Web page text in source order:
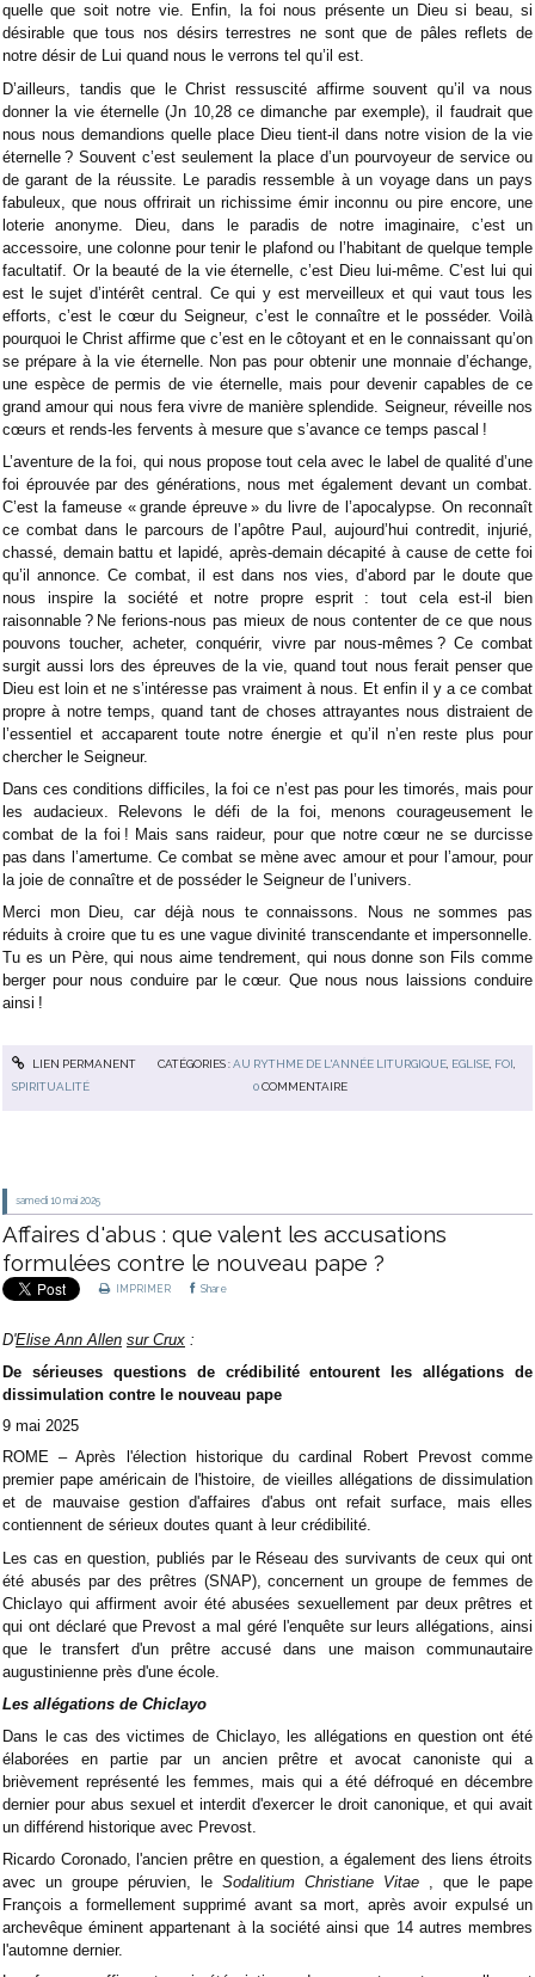
quelle que soit notre vie. Enfin, la foi nous présente un Dieu si beau, si
désirable que tous nos désirs terrestres ne sont que de pâles reflets de
notre désir de Lui quand nous le verrons tel qu’il est.
D’ailleurs, tandis que le Christ ressuscité affirme souvent qu’il va nous
donner la vie éternelle (Jn 10,28 ce dimanche par exemple), il faudrait que
nous nous demandions quelle place Dieu tient-il dans notre vision de la vie
éternelle ? Souvent c’est seulement la place d’un pourvoyeur de service ou
de garant de la réussite. Le paradis ressemble à un voyage dans un pays
fabuleux, que nous offrirait un richissime émir inconnu ou pire encore, une
loterie anonyme. Dieu, dans le paradis de notre imaginaire, c’est un
accessoire, une colonne pour tenir le plafond ou l’habitant de quelque temple
facultatif. Or la beauté de la vie éternelle, c’est Dieu lui-même. C’est lui qui
est le sujet d’intérêt central. Ce qui y est merveilleux et qui vaut tous les
efforts, c’est le cœur du Seigneur, c’est le connaître et le posséder. Voilà
pourquoi le Christ affirme que c’est en le côtoyant et en le connaissant qu’on
se prépare à la vie éternelle. Non pas pour obtenir une monnaie d’échange,
une espèce de permis de vie éternelle, mais pour devenir capables de ce
grand amour qui nous fera vivre de manière splendide. Seigneur, réveille nos
cœurs et rends-les fervents à mesure que s’avance ce temps pascal !
L’aventure de la foi, qui nous propose tout cela avec le label de qualité d’une
foi éprouvée par des générations, nous met également devant un combat.
C’est la fameuse « grande épreuve » du livre de l’apocalypse. On reconnaît
ce combat dans le parcours de l’apôtre Paul, aujourd’hui contredit, injurié,
chassé, demain battu et lapidé, après-demain décapité à cause de cette foi
qu’il annonce. Ce combat, il est dans nos vies, d’abord par le doute que
nous inspire la société et notre propre esprit : tout cela est-il bien
raisonnable ? Ne ferions-nous pas mieux de nous contenter de ce que nous
pouvons toucher, acheter, conquérir, vivre par nous-mêmes ? Ce combat
surgit aussi lors des épreuves de la vie, quand tout nous ferait penser que
Dieu est loin et ne s’intéresse pas vraiment à nous. Et enfin il y a ce combat
propre à notre temps, quand tant de choses attrayantes nous distraient de
l’essentiel et accaparent toute notre énergie et qu’il n’en reste plus pour
chercher le Seigneur.
Dans ces conditions difficiles, la foi ce n’est pas pour les timorés, mais pour
les audacieux. Relevons le défi de la foi, menons courageusement le
combat de la foi ! Mais sans raideur, pour que notre cœur ne se durcisse
pas dans l’amertume. Ce combat se mène avec amour et pour l’amour, pour
la joie de connaître et de posséder le Seigneur de l’univers.
Merci mon Dieu, car déjà nous te connaissons. Nous ne sommes pas
réduits à croire que tu es une vague divinité transcendante et impersonnelle.
Tu es un Père, qui nous aime tendrement, qui nous donne son Fils comme
berger pour nous conduire par le cœur. Que nous nous laissions conduire
ainsi !
LIEN PERMANENT CATÉGORIES :AU RYTHME DE L'ANNÉE LITURGIQUE, EGLISE, FOI ,
SPIRITUALITÉ
0 COMMENTAIRE
samedi 10 mai 2025
Affaires d'abus : que valent les accusations
formulées contre le nouveau pape ?
IMPRIMER Share
D'Elise Ann Allen sur Crux :
De sérieuses questions de crédibilité entourent les allégations de
dissimulation contre le nouveau pape
9 mai 2025
ROME – Après l'élection historique du cardinal Robert Prevost comme
premier pape américain de l'histoire, de vieilles allégations de dissimulation
et de mauvaise gestion d'affaires d'abus ont refait surface, mais elles
contiennent de sérieux doutes quant à leur crédibilité.
Les cas en question, publiés par le Réseau des survivants de ceux qui ont
été abusés par des prêtres (SNAP), concernent un groupe de femmes de
Chiclayo qui affirment avoir été abusées sexuellement par deux prêtres et
qui ont déclaré que Prevost a mal géré l'enquête sur leurs allégations, ainsi
que le transfert d'un prêtre accusé dans une maison communautaire
augustinienne près d'une école.
Les allégations de Chiclayo
Dans le cas des victimes de Chiclayo, les allégations en question ont été
élaborées en partie par un ancien prêtre et avocat canoniste qui a
brièvement représenté les femmes, mais qui a été défroqué en décembre
dernier pour abus sexuel et interdit d'exercer le droit canonique, et qui avait
un différend historique avec Prevost.
Ricardo Coronado, l'ancien prêtre en question, a également des liens étroits
avec un groupe péruvien, le Sodalitium Christiane Vitae , que le pape
François a formellement supprimé avant sa mort, après avoir expulsé un
archevêque éminent appartenant à la société ainsi que 14 autres membres
l'automne dernier.